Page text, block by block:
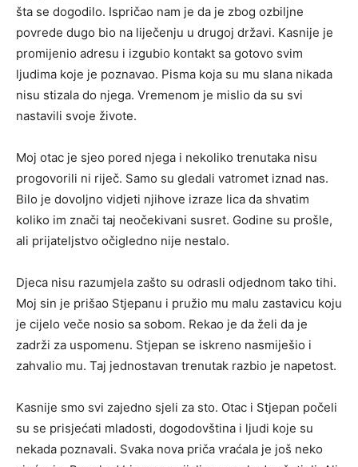
šta se dogodilo. Ispričao nam je da je zbog ozbiljne
povrede dugo bio na liječenju u drugoj državi. Kasnije je
promijenio adresu i izgubio kontakt sa gotovo svim
ljudima koje je poznavao. Pisma koja su mu slana nikada
nisu stizala do njega. Vremenom je mislio da su svi
nastavili svoje živote.
Moj otac je sjeo pored njega i nekoliko trenutaka nisu
progovorili ni riječ. Samo su gledali vatromet iznad nas.
Bilo je dovoljno vidjeti njihove izraze lica da shvatim
koliko im znači taj neočekivani susret. Godine su prošle,
ali prijateljstvo očigledno nije nestalo.
Djeca nisu razumjela zašto su odrasli odjednom tako tihi.
Moj sin je prišao Stjepanu i pružio mu malu zastavicu koju
je cijelo veče nosio sa sobom. Rekao je da želi da je
zadrži za uspomenu. Stjepan se iskreno nasmiješio i
zahvalio mu. Taj jednostavan trenutak razbio je napetost.
Kasnije smo svi zajedno sjeli za sto. Otac i Stjepan počeli
su se prisjećati mladosti, dogodovština i ljudi koje su
nekada poznavali. Svaka nova priča vraćala je još neko